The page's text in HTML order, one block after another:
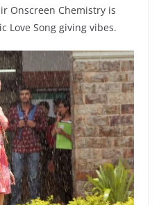
Onscreen Chemistry is
Love Song giving vibes.